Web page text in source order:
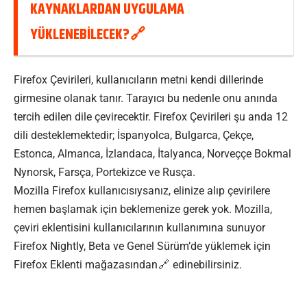
KAYNAKLARDAN UYGULAMA
YÜKLENEBILECEK?
Firefox Çevirileri, kullanıcıların metni kendi dillerinde
girmesine olanak tanır. Tarayıcı bu nedenle onu anında
tercih edilen dile çevirecektir. Firefox Çevirileri şu anda 12
dili desteklemektedir; İspanyolca, Bulgarca, Çekçe,
Estonca, Almanca, İzlandaca, İtalyanca, Norveççe Bokmal
Nynorsk, Farsça, Portekizce ve Rusça.
Mozilla Firefox kullanıcısıysanız, elinize alıp çevirilere
hemen başlamak için beklemenize gerek yok. Mozilla,
çeviri eklentisini kullanıcılarının kullanımına sunuyor
Firefox Nightly, Beta ve Genel Sürüm’de yüklemek için
Firefox Eklenti mağazasından edinebilirsiniz.